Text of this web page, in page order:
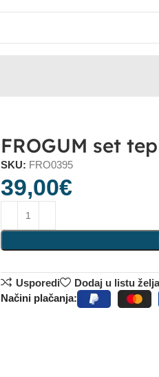
FROGUM set
SKU: FRO0395
39,00€
Usporedi Dodaj u listu želja
Načini plačanja: